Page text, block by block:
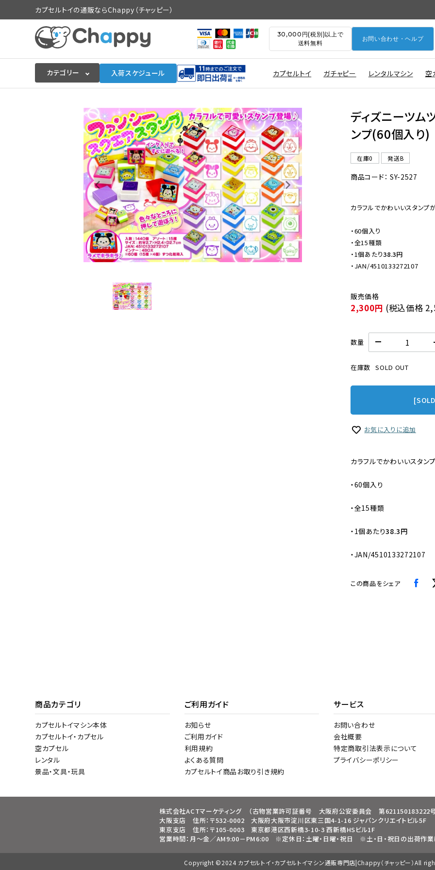
カプセルトイの通販ならChappy（チャッピー）
30,000円(税別)以上で
送料無料
お問い合わせ・ヘルプ
カテゴリー 入荷スケジュール カプセルトイ ガチャピー レンタルマシン 空
入荷スケジュールをチェック
カプセルトイマシン本体
販促用空カプセル
ディズニーツム
ンプ(60個入り)
在庫0 発送B
商品コード： SY-2527
カラフルでかわいいスタンプ
・60個入り
・全15種類
・1個あたり38.3円
・JAN/4510133272107
2,300円 (税込価格
数量
在庫数 SOLD OUT
お気に入りに追加
カラフルでかわいいスタン
・60個入り
・全15種類
・ 1個あたり38.3円
・JAN/4510133272107
この商品をシェア
商品カテゴリ
カプセルトイマシン本体
カプセルトイ・カプセル
空カプセル
レンタル
景品・文具・玩具
ご利用ガイド
お知らせ
ご利用ガイド
利用規約
よくある質問
カプセルトイ商品お取り引き規約
サービス
お問い合わせ
会社概要
特定商取引法表示について
プライバシーポリシー
株式会社ACTマーケティング
（古物営業許可証番号 大阪府公安委員会 第621150183222号
大阪支店 住所：〒532-0002 大阪府大阪市淀川区東三国4-1-16 ジャパンクリエイトビル5F
東京支店 住所：〒105-0003 東京都港区西新橋3-10-3 西新橋HSビル1F
営業時間：月～金／AM9:00－PM6:00 ※定休日：土曜・日曜・祝日 ※土・日・祝日の出荷作業
Copyright ©2024 カプセルトイ・カプセルトイマシン通販専門店|Chappy（チャッピー）All